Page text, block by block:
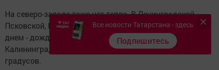
На северо-западе тоже нет тепла. В Ленинградской,
Псковской, Новгородской областях днем 2-7 градусов,
днем - дождь, ночью - мокрый снег. Дожди в
Калининградской области, и температура не выше 8
градусов.
Все новости Татарстана - здесь
Подпишитесь